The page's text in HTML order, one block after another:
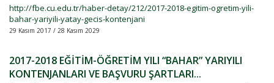
http://fbe.cu.edu.tr/haber-detay/212/2017-2018-egitim-ogretim-yili-
bahar-yariyili-yatay-gecis-kontenjani
29 Kasım 2017 / 28 Kasım 2029
2017-2018 EĞİTİM-ÖĞRETİM YILI “BAHAR” YARIYILI
KONTENJANLARI VE BAŞVURU ŞARTLARI...